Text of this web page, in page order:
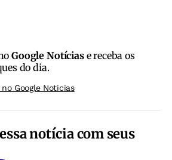
Google Notíciase receba os
do dia.
no Google Noticias
notícia com seus